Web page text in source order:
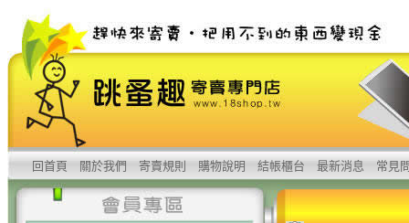
回首頁 關於我們 寄賣規則 購物說明 結帳櫃台 最新消息 常見